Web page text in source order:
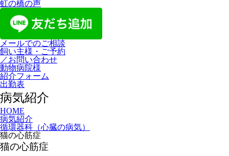
虹の橋の声
メールでのご相談
飼い主様・ご予約
／お問い合わせ
動物病院様
紹介フォーム
出勤表
病気紹介
HOME
病気紹介
循環器科（心臓の病気）
猫の心筋症
猫の心筋症